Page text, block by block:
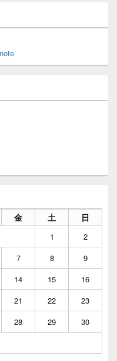
金 土 日
1
2
7 8
9
14 15
16
21 22
23
28 29
30